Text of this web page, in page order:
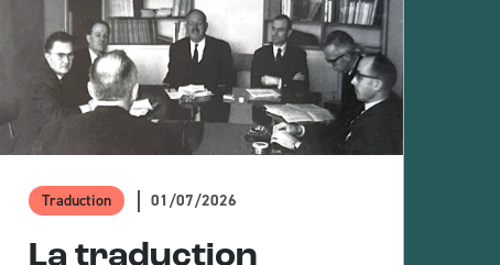
Traduction 01/07/2026
La traduction